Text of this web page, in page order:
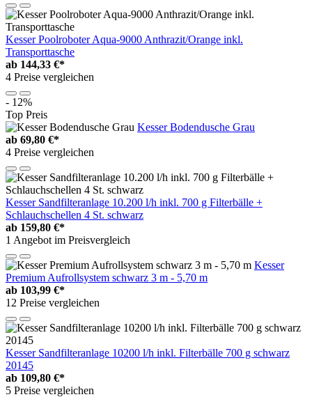
Kesser Poolroboter Aqua-9000 Anthrazit/Orange inkl.
Transporttasche
ab 144,33 €*
4 Preise vergleichen
- 12%
Top Preis
Kesser Bodendusche Grau
ab 69,80 €*
4 Preise vergleichen
Kesser Sandfilteranlage 10.200 l/h inkl. 700 g Filterbälle +
Schlauchschellen 4 St. schwarz
ab 159,80 €*
1 Angebot im Preisvergleich
Kesser
Premium Aufrollsystem schwarz 3 m - 5,70 m
ab 103,99 €*
12 Preise vergleichen
Kesser Sandfilteranlage 10200 l/h inkl. Filterbälle 700 g schwarz
20145
ab 109,80 €*
5 Preise vergleichen